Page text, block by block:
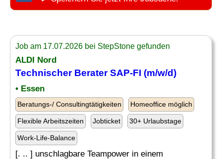
Job am 17.07.2026 bei StepStone gefunden
ALDI Nord
Technischer BeraterSAP-FI (m/w/d)
• Essen
Beratungs-/ Consultingtätigkeiten Homeoffice möglich
Flexible Arbeitszeiten Jobticket 30+ Urlaubstage
Work-Life-Balance
[. .. ] unschlagbare Teampower in einem